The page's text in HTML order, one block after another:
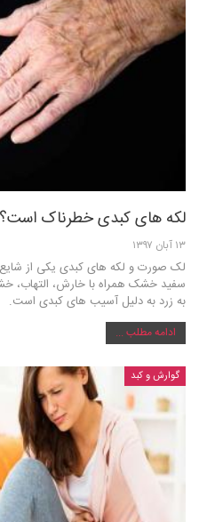
لکه های کبدی خطرناک است؟
۱۳ آبان ۱۳۹۷
لک صورت و لکه های کبدی یکی از
سفید خشک همراه با خارش، التهاب،
به زرد به دلیل آسیب های کبدی است.
ادامه مطلب ...
گوارش و کبد